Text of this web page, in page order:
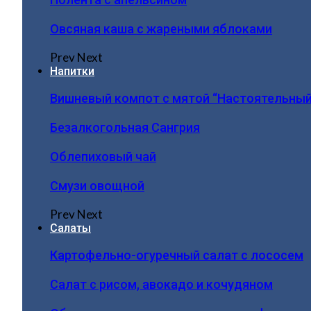
Овсяная каша с жареными яблоками
PrevNext
Напитки
Вишневый компот с мятой
Безалкогольная Сангрия
Облепиховый чай
Смузи овощной
PrevNext
Салаты
Картофельно-огуречный салат с лососем
Салат с рисом, авокадо и кочудяном